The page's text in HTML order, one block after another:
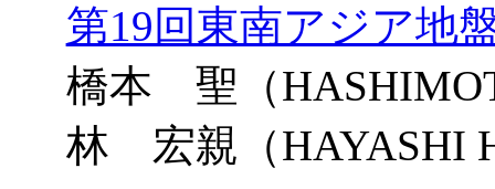
第19回東南アジア地
橋本 聖（
林 宏親（HAYASHI